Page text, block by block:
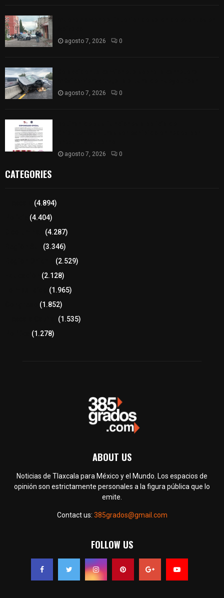
agosto 7, 2026 0
agosto 7, 2026 0
agosto 7, 2026 0
CATEGORIES
(4.894)
(4.404)
(4.287)
(3.346)
(2.529)
(2.128)
(1.965)
(1.852)
(1.535)
(1.278)
ABOUT US
Noticias de Tlaxcala para México y el Mundo. Los espacios de
opinión son estrictamente personales a la figura pública que lo
emite.
Contact us: 385grados@gmail.com
FOLLOW US